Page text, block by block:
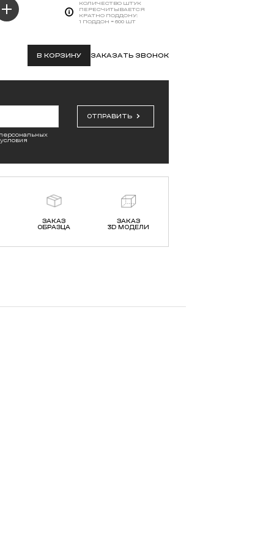
КОЛИЧЕСТВО ШТУК
ПЕРЕСЧИТЫВАЕТСЯ
КРАТНО ПОДДОНУ:
1 ПОДДОН = 600 ШТ
В КОРЗИНУ ЗАКАЗАТЬ ЗВОНОК
ОТПРАВИТЬ
ЗАКАЗ
ОБРАЗЦА
ЗАКАЗ
3D МОДЕЛИ